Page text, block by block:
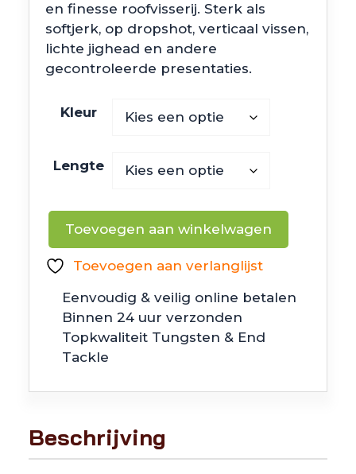
en finesse roofvisserij. Sterk als
softjerk, op dropshot, verticaal vissen,
lichte jighead en andere
gecontroleerde presentaties.
Kleur
Lengte
Scented
ShadZ
aantal
Toevoegen aan winkelwagen
Toevoegen aan verlanglijst
Eenvoudig & veilig online betalen
Binnen 24 uur verzonden
Topkwaliteit Tungsten & End
Tackle
Beschrijving